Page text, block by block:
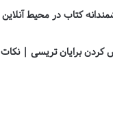
کتاب در محیط آنلاین
کردن برایان تریسی | نکات